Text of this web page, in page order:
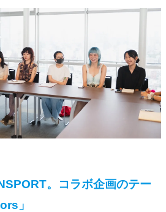
。コラボ企画のテー
」